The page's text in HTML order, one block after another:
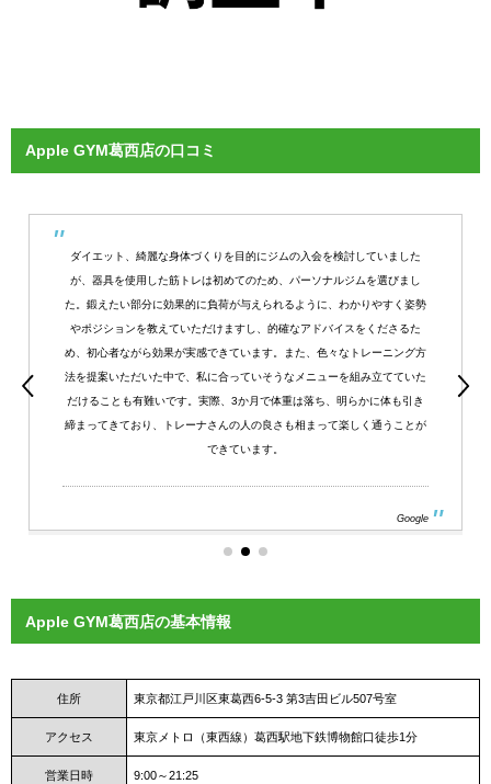
Apple GYM葛西店の口コミ
ダイエット、綺麗な身体づくりを目的にジムの入会を検討していました
が、器具を使用した筋トレは初めてのため、パーソナルジムを選びまし
た。鍛えたい部分に効果的に負荷が与えられるように、わかりやすく姿勢
やポジションを教えていただけますし、的確なアドバイスをくださるた
め、初心者ながら効果が実感できています。また、色々なトレーニング方
法を提案いただいた中で、私に合っていそうなメニューを組み立てていた
だけることも有難いです。実際、3か月で体重は落ち、明らかに体も引き
締まってきており、トレーナさんの人の良さも相まって楽しく通うことが
できています。
Google
Apple GYM葛西店の基本情報
住所 東京都江戸川区東葛西6-5-3 第3吉田ビル507号室
アクセス 東京メトロ（東西線）葛西駅地下鉄博物館口徒歩1分
営業日時 9:00～21:25